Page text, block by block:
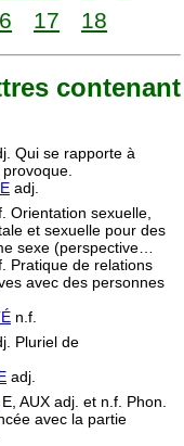
17 18
contenant
Qui se rapporte à
adj.
Orientation sexuelle,
et sexuelle pour des
sexe (perspective…
Pratique de relations
avec des personnes
n.f.
Pluriel de
adj.
E, AUX adj. et n.f. Phon.
avec la partie